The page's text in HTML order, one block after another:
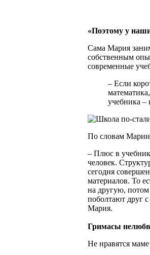
«Поэтому у
Сама Мария
собственным
современные
– Если
учебника –
По словам Марии
– Плюс в
человек.
сегодня
материалов. То
на другую,
поболтают друг
Мария.
Гримасы
Не нравятся